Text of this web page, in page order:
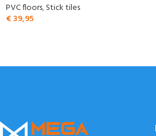
PVC floors,Stick tiles
€39,95